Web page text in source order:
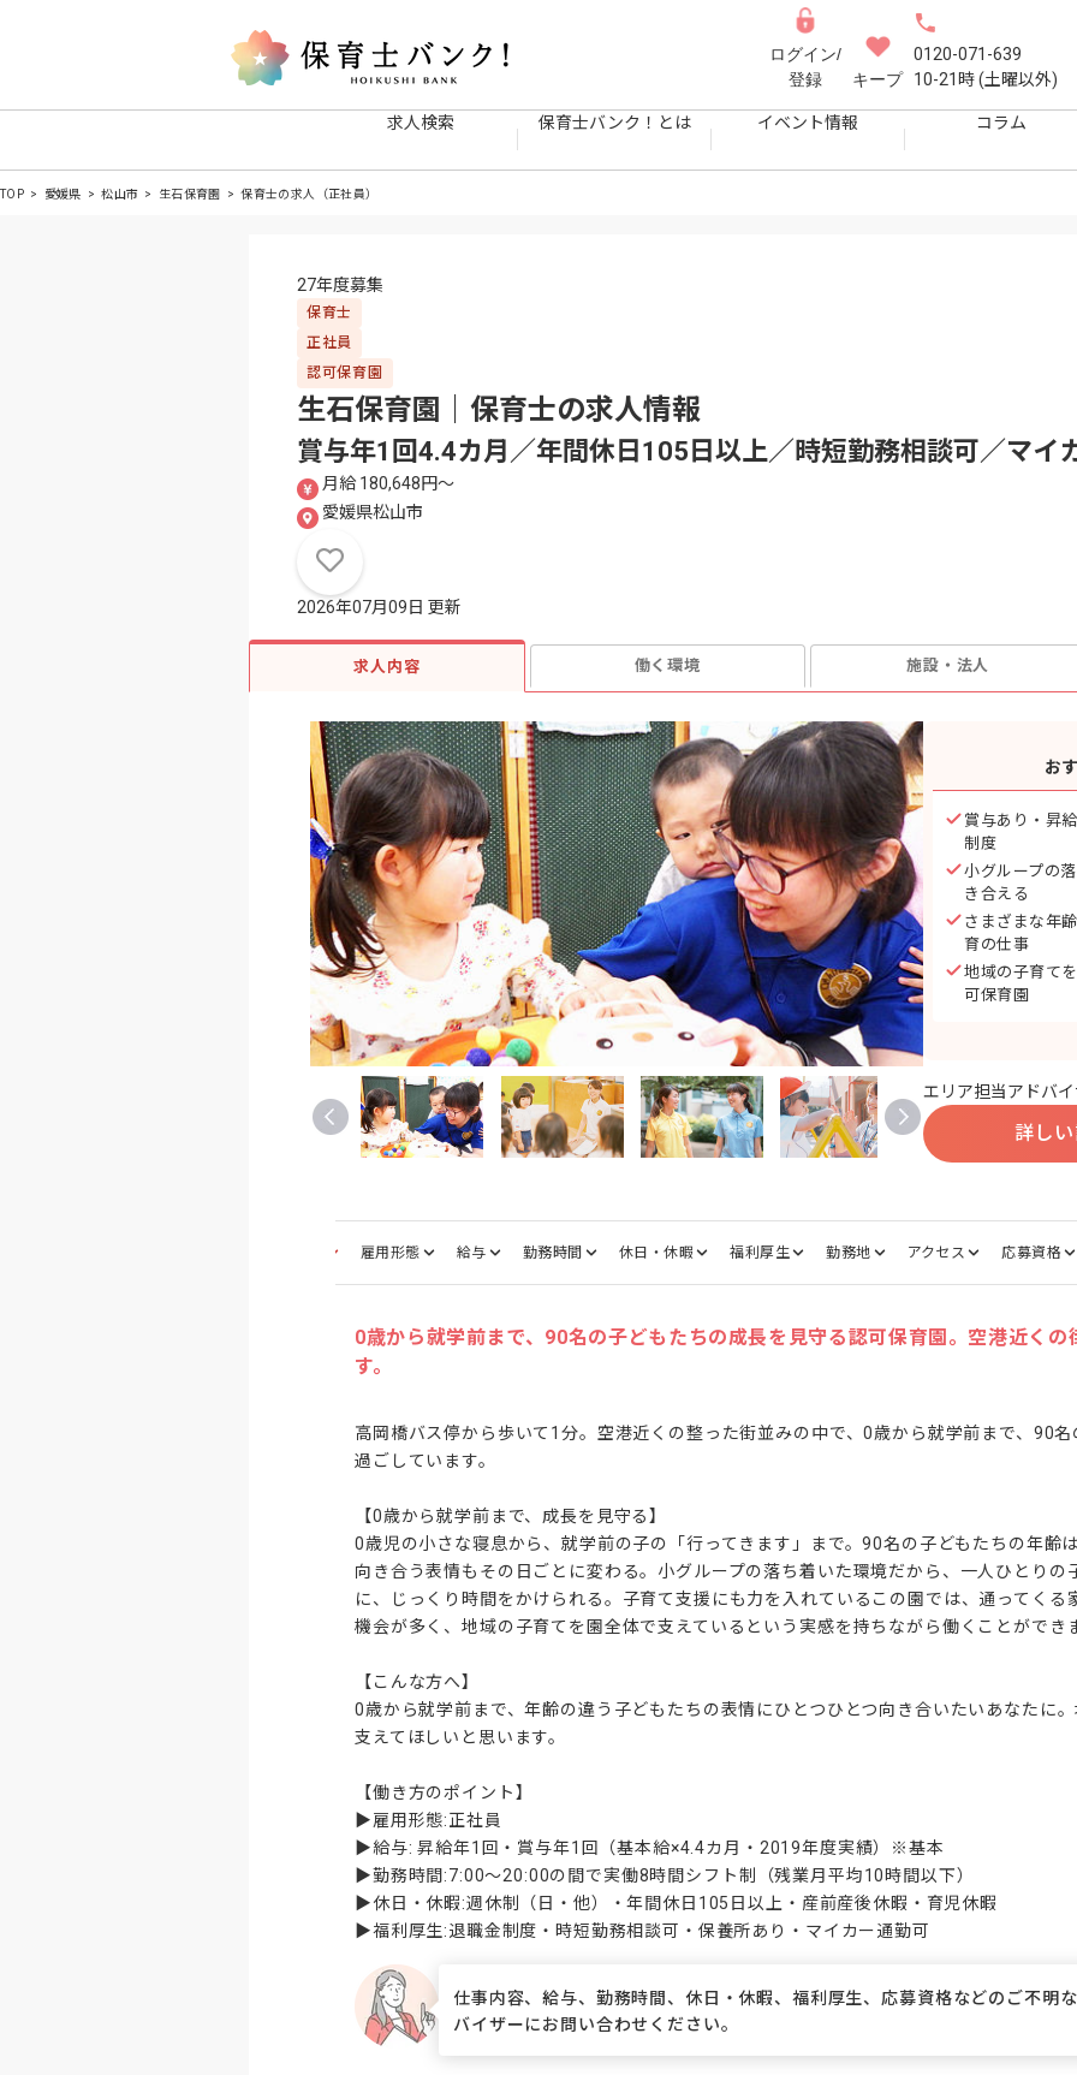
ログイン/
登録
キープ
0120-071-639
10-21時 (土曜以外)
求人検索 保育士バンク！とは イベント情報 コラム
TOP 愛媛県 松山市 生石保育園 保育士の求人（正社員）
27年度募集
保育士
正社員
認可保育園
生石保育園｜保育士の求人情報
賞与年1回4.4カ月／年間休日105日以上／時短勤務相談可／マイ
月給 180,648円〜
愛媛県松山市
2026年07月09日 更新
求人内容 働く環境 施設・法人
お
賞与あり・昇
制度
小グループの
き合える
さまざまな年
育の仕事
地域の子育て
可保育園
エリア担当アドバ
詳し
雇用形態 給与 勤務時間 休日・休暇 福利厚生 勤務地 アクセス 応募資格
0歳から就学前まで、90名の子どもたちの成長を見守る認可保育園。空港近くの
す。
高岡橋バス停から歩いて1分。空港近くの整った街並みの中で、0歳から就学前まで、90
過ごしています。
【0歳から就学前まで、成長を見守る】
0歳児の小さな寝息から、就学前の子の「行ってきます」まで。90名の子どもたちの年齢
向き合う表情もその日ごとに変わる。小グループの落ち着いた環境だから、一人ひとりの
に、じっくり時間をかけられる。子育て支援にも力を入れているこの園では、通ってくる
機会が多く、地域の子育てを園全体で支えているという実感を持ちながら働くことができ
【こんな方へ】
0歳から就学前まで、年齢の違う子どもたちの表情にひとつひとつ向き合いたいあなたに
支えてほしいと思います。
【働き方のポイント】
▶雇用形態:正社員
▶給与: 昇給年1回・賞与年1回（基本給×4.4カ月・2019年度実績）※基本
▶勤務時間:7:00～20:00の間で実働8時間シフト制（残業月平均10時間以下）
▶休日・休暇:週休制（日・他）・年間休日105日以上・産前産後休暇・育児休暇
▶福利厚生:退職金制度・時短勤務相談可・保養所あり・マイカー通勤可
仕事内容、給与、勤務時間、休日・休暇、福利厚生、応募資格などのご不明
バイザーにお問い合わせください。